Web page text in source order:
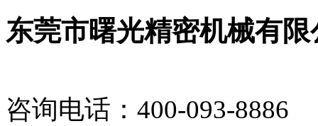
东莞市曙光精密机械有限
咨询电话：400-093-8886